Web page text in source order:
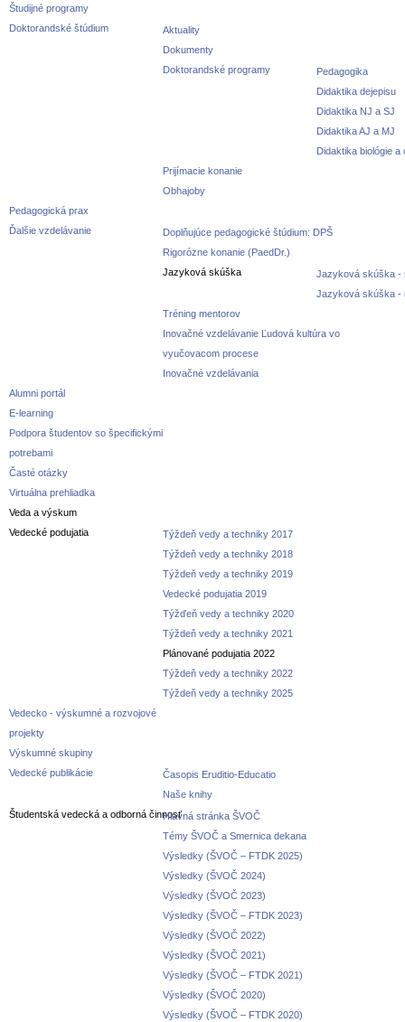
Študijné programy
Doktorandské štúdium
Aktuality
Dokumenty
Doktorandské programy
Pedagogika
Didaktika dejepisu
Didaktika NJ a SJ
Didaktika AJ a MJ
Didaktika biológie a
Prijímacie konanie
Obhajoby
Pedagogická prax
Ďalšie vzdelávanie
Doplňujúce pedagogické štúdium: DPŠ
Rigorózne konanie (PaedDr.)
Jazyková skúška
Jazyková skúška -
Jazyková skúška -
Tréning mentorov
Inovačné vzdelávanie Ľudová kultúra vo
vyučovacom procese
Inovačné vzdelávania
Alumni portál
E-learning
Podpora študentov so špecifickými
potrebami
Časté otázky
Virtuálna prehliadka
Veda a výskum
Vedecké podujatia
Týždeň vedy a techniky 2017
Týždeň vedy a techniky 2018
Týždeň vedy a techniky 2019
Vedecké podujatia 2019
Týžďeň vedy a techniky 2020
Týždeň vedy a techniky 2021
Plánované podujatia 2022
Týždeň vedy a techniky 2022
Týždeň vedy a techniky 2025
Vedecko - výskumné a rozvojové
projekty
Výskumné skupiny
Vedecké publikácie
Časopis Eruditio-Educatio
Naše knihy
Študentská vedecká a odborná činnosťHlavná stránka ŠVOČ
Témy ŠVOČ a Smernica dekana
Výsledky (ŠVOČ – FTDK 2025)
Výsledky (ŠVOČ 2024)
Výsledky (ŠVOČ 2023)
Výsledky (ŠVOČ – FTDK 2023)
Výsledky (ŠVOČ 2022)
Výsledky (ŠVOČ 2021)
Výsledky (ŠVOČ – FTDK 2021)
Výsledky (ŠVOČ 2020)
Výsledky (ŠVOČ – FTDK 2020)